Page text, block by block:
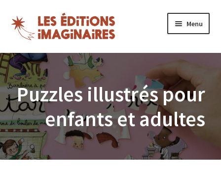
Aller
à
navigation
Aller
au
contenu
Menu
Puzzles
enfant
Boutique
Blog
Nos magazines
Espace revendeurs
Puzzles illustrés pour
enfants et adultes